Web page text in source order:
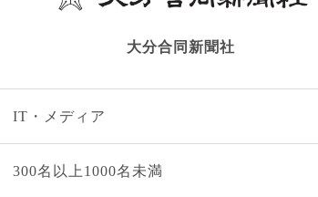
大分合同新聞社
IT・メディア
300名以上1000名未満